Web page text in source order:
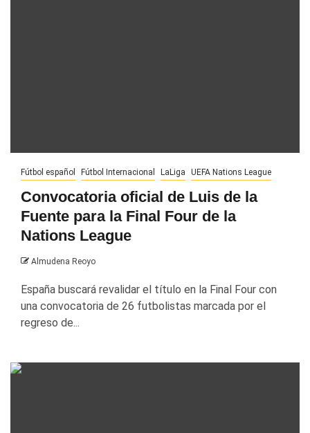
Fútbol español Fútbol Internacional LaLiga UEFA Nations League
Convocatoria oficial de Luis de la
Fuente para la Final Four de la
Nations League
Almudena Reoyo
España buscará revalidar el título en la Final Four con
una convocatoria de 26 futbolistas marcada por el
regreso de...